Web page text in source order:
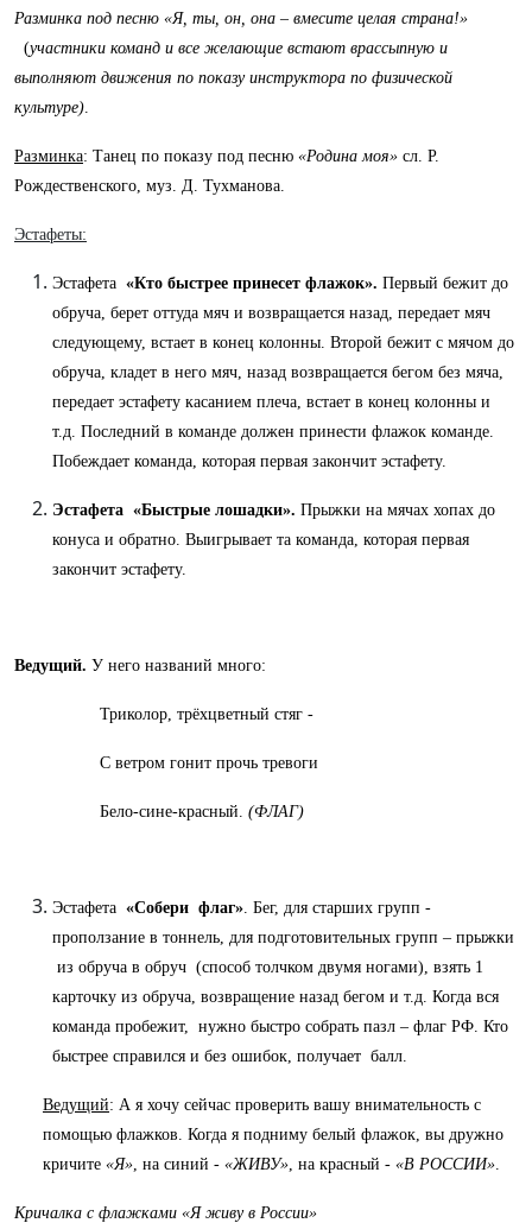
Разминка под песню «Я, ты, он, она – вмесите целая страна!»
(участники команд и все желающие встают врассыпную и
выполняют движения по показу инструктора по физической
культуре).
Разминка: Танец по показу под песню «Родина моя» сл. Р.
Рождественского, муз. Д. Тухманова.
Эстафеты:
Эстафета «Кто быстрее принесет флажок». Первый бежит до
обруча, берет оттуда мяч и возвращается назад, передает мяч
следующему, встает в конец колонны. Второй бежит с мячом до
обруча, кладет в него мяч, назад возвращается бегом без мяча,
передает эстафету касанием плеча, встает в конец колонны и
т.д. Последний в команде должен принести флажок команде.
Побеждает команда, которая первая закончит эстафету.
Эстафета «Быстрые лошадки». Прыжки на мячах хопах до
конуса и обратно. Выигрывает та команда, которая первая
закончит эстафету.
Ведущий. У него названий много:
Триколор, трёхцветный стяг -
С ветром гонит прочь тревоги
Бело-сине-красный. (ФЛАГ)
Эстафета «Собери флаг». Бег, для старших групп -
проползание в тоннель, для подготовительных групп – прыжки
из обруча в обруч (способ толчком двумя ногами), взять 1
карточку из обруча, возвращение назад бегом и т.д. Когда вся
команда пробежит, нужно быстро собрать пазл – флаг РФ. Кто
быстрее справился и без ошибок, получает балл.
Ведущий: А я хочу сейчас проверить вашу внимательность с
помощью флажков. Когда я подниму белый флажок, вы дружно
кричите «Я», на синий - «ЖИВУ», на красный - «В РОССИИ».
Кричалка с флажками «Я живу в России»